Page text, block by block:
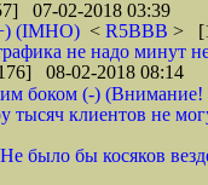
07-02-2018 03:39
(IMHO) < R5BBB >
не надо минут
08-02-2018 08:14
боком (-)
клиентов не
было бы косяков